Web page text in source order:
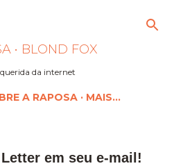
para o conteúdo
• BLOND FOX
da internet
A RAPOSA MAIS…
em seu e-mail!